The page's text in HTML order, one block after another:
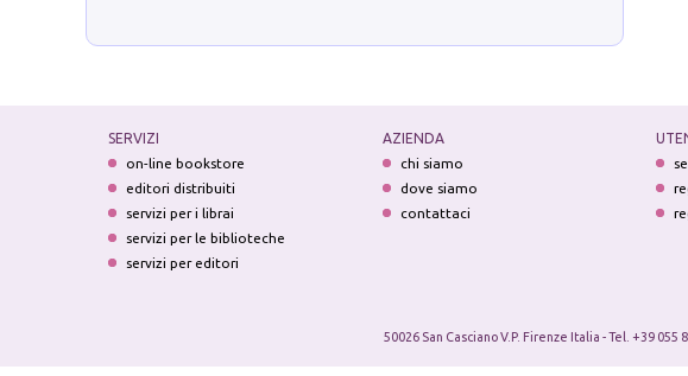
SERVIZI
on-line bookstore
editori distribuiti
servizi per i librai
servizi per le biblioteche
servizi per editori
AZIENDA
chi siamo
dove siamo
contattaci
50026 San Casciano V.P. Firenze Italia - Tel. +39 055